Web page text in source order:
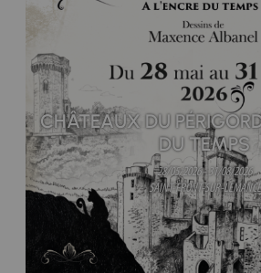
CHÂTEAUX DU
DU TEMPS
28/05/2026 - 31/08/2026
SAINT-FRONT-SUR-LEMANCE